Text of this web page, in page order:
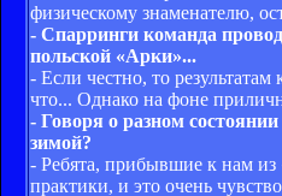
физическому знаменателю,
- Спарринги команда
польской «Арки»...
- Если честно, то
что... Однако на фоне
- Говоря о разном
зимой?
- Ребята, прибывшие к нам
практики, и это очень